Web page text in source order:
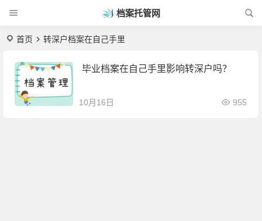
档案托管网
首页 转深户档案在自己手里
毕业档案在自己手里影响转深户吗？
10月16日 955